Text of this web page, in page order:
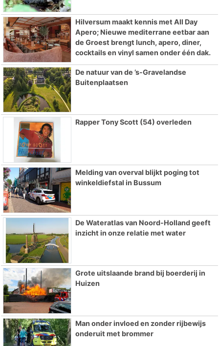
Hilversum maakt kennis met All Day
Apero; Nieuwe mediterrane eetbar aan
de Groest brengt lunch, apero, diner,
cocktails en vinyl samen onder één dak.
De natuur van de ’s-Gravelandse
Buitenplaatsen
Rapper Tony Scott (54) overleden
Melding van overval blijkt poging tot
winkeldiefstal in Bussum
De Wateratlas van Noord-Holland geeft
inzicht in onze relatie met water
Grote uitslaande brand bij boerderij in
Huizen
Man onder invloed en zonder rijbewijs
onderuit met brommer